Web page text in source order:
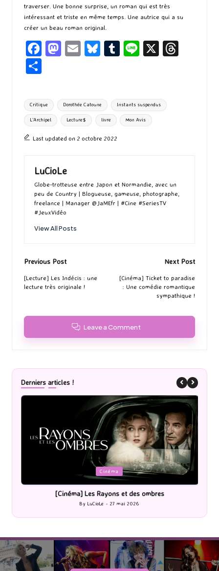
traverser. Une bonne surprise, un roman qui est très
intéressant et triste en même temps. Une autrice qui a su
créer un beau roman original.
Fa
o
o
k
M
d
o
n
E
l
Bl
ky
T
bl
r
Li X
ta
g
er
Tags:
Critique Dorothée Catoune Instants suspendus
L'Archipel Lecture$ livre Mon Avis
Last updated on 2 octobre 2022
LuCioLe
Globe-trotteuse entre Japon et Normandie, avec un
peu de Country | Blogueuse, gameuse, photographe,
freelance | Manager @JaMEfr | #Cine #SeriesTV
#JeuxVidéo
View All Posts
Post
navigation
Previous Post
[Lecture] Les Indécis : une
lecture très originale !
Next Post
[Cinéma] Ticket to paradise
: Une comédie romantique
sympathique !
Leave a Comment
Derniers articles !
Cinéma
[Cinéma] Les Rayons et des ombres
Posted
by
By LuCioLe 27 mai 2026